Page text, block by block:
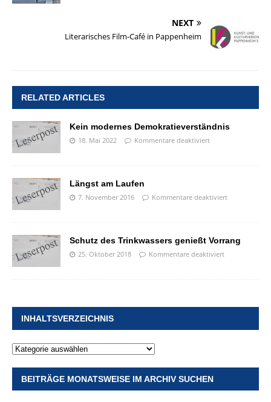
NEXT
Literarisches Film-Café in Pappenheim
RELATED ARTICLES
Kein modernes Demokratieverständnis
18. Mai 2022 Kommentare deaktiviert
Längst am Laufen
7. November 2016 Kommentare deaktiviert
Schutz des Trinkwassers genießt Vorrang
25. Oktober 2018 Kommentare deaktiviert
INHALTSVERZEICHNIS
BEITRÄGE MONATSWEISE IM ARCHIV SUCHEN